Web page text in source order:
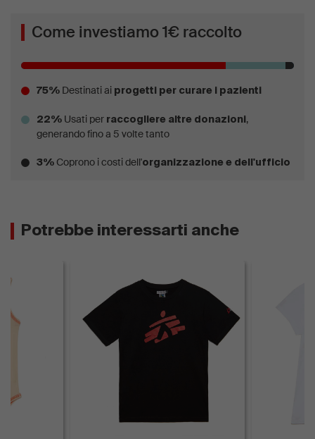
Come investiamo 1€ raccolto
75% Destinati ai progetti per curare i pazienti
22% Usati per raccogliere altre donazioni ,
generando fino a 5 volte tanto
3% Coprono i costi dell'organizzazione e dell'ufficio
Potrebbe interessarti anche